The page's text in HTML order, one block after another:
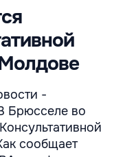
-
Брюсселе во
сообщает